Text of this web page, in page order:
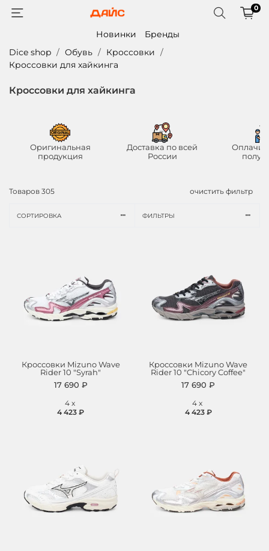
0
Новинки
Бренды
Dice shop
Обувь
Кроссовки
Кроссовки для хайкинга
Кроссовки для хайкинга
Оригинальная
продукция
Доставка по всей
России
Товаров 305 очистить фильтр
СОРТИРОВКА ФИЛЬТРЫ
Кроссовки Mizuno Wave
Rider 10 "Syrah"
17 690 ₽
4x
4 423 ₽
Кроссовки Mizuno Wave
Rider 10 "Chicory Coffee"
17 690 ₽
4 x
4 423 ₽